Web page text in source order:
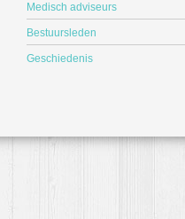
Medisch adviseurs
Bestuursleden
Geschiedenis